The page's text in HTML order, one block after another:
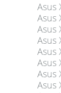
Asus
Asus
Asus
Asus
Asus
Asus
Asus
Asus